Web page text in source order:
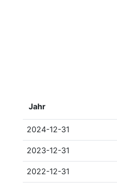
Jahr
2024-12-31
2023-12-31
2022-12-31